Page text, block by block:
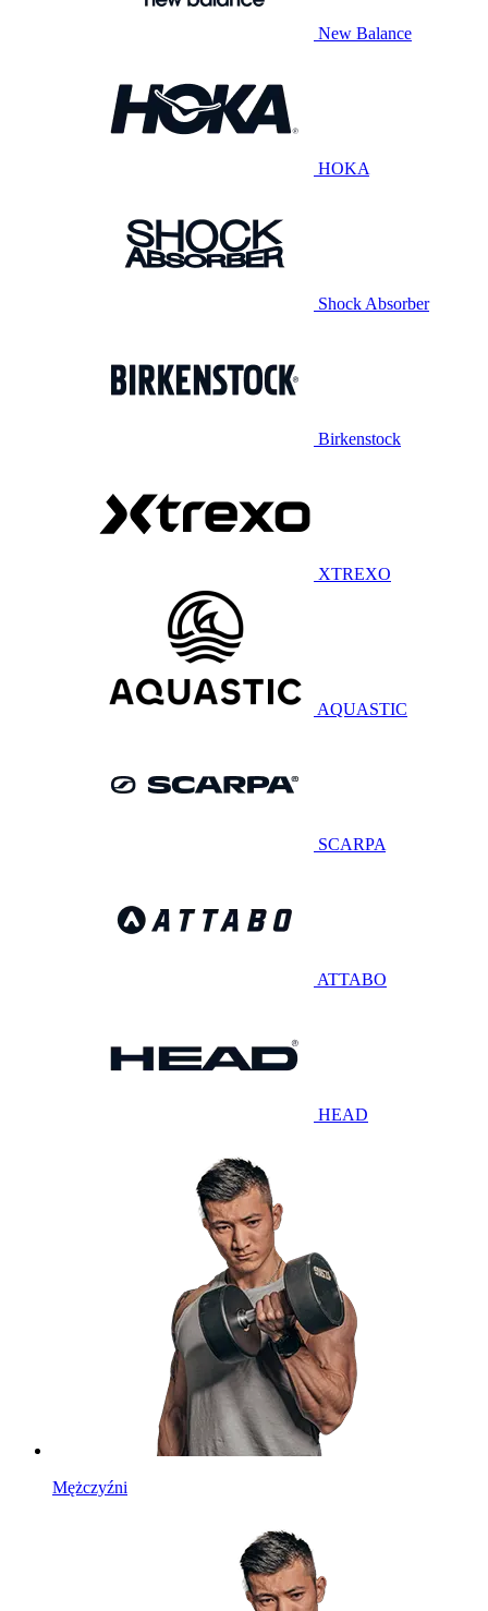
New Balance
HOKA
Shock Absorber
Birkenstock
XTREXO
AQUASTIC
SCARPA
ATTABO
HEAD
Mężczyźni